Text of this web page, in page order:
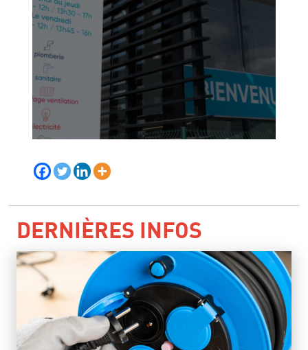
DERNIÈRES INFOS